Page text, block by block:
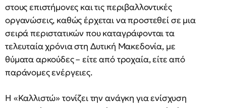
στους επιστήμονες και τις περιβαλλοντικές
οργανώσεις, καθώς έρχεται να προστεθεί σε μια
σειρά περιστατικών που καταγράφονται τα
τελευταία χρόνια στη Δυτική Μακεδονία, με
θύματα αρκούδες – είτε από τροχαία, είτε από
παράνομες ενέργειες.
Η «Καλλιστώ» τονίζει την ανάγκη για ενίσχυση